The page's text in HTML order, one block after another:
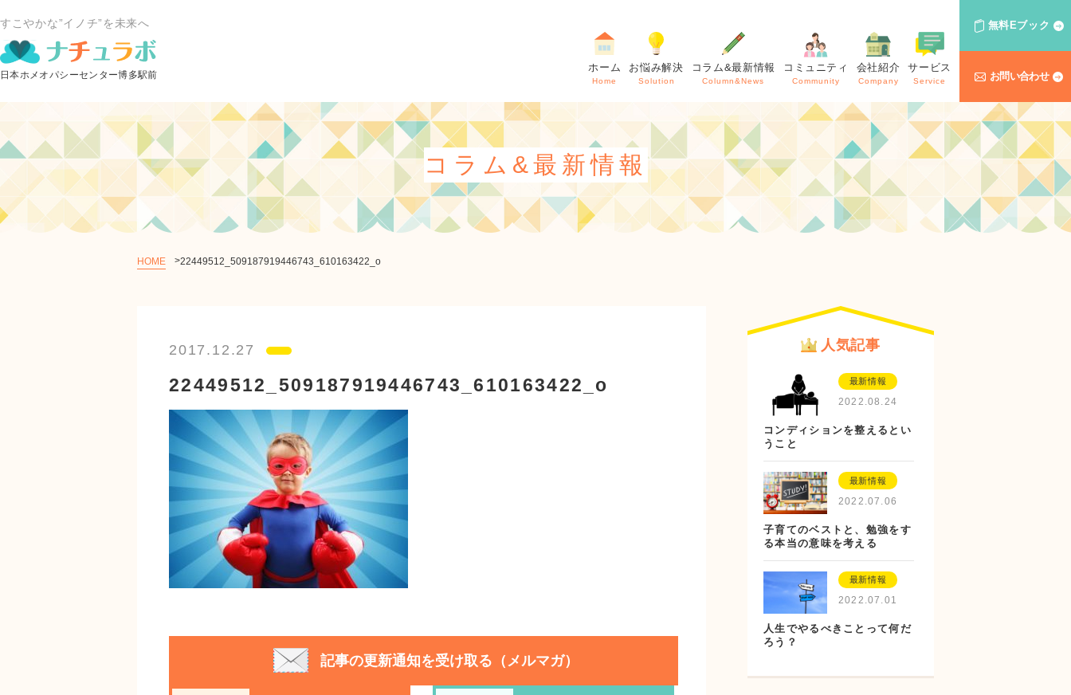
すこやかな”イノチ”を未来へ
ホーム
Home
お悩み解決
Solution
コラム&最新情報
Column&News
コミュニティ
Community
会社紹介
Company
サービス
Service
無料Eブック
お問い合わせ
コラム&最新情報
HOME 22449512_509187919446743_610163422_o
2017.12.27
22449512_509187919446743_610163422_o
記事の更新通知を受け取る（メルマガ）
人気記事
最新情報
2022.08.24
コンディションを整えるとい
うこと
最新情報
2022.07.06
子育てのベストと、勉強をす
る本当の意味を考える
最新情報
2022.07.01
人生でやるべきことって何だ
ろう？